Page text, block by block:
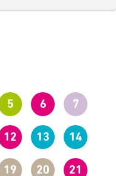
5 6 7
12 13 14
19 20 21